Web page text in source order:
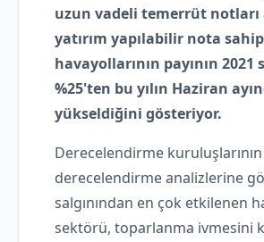
uzun vadeli temerrüt notları
yatırım yapılabilir nota sahip
havayollarının payının 2021
%25'ten bu yılın Haziran
yükseldiğini gösteriyor.
Derecelendirme
derecelendirme analizlerine
salgınından en çok etkilenen
sektörü, toparlanma ivmesini